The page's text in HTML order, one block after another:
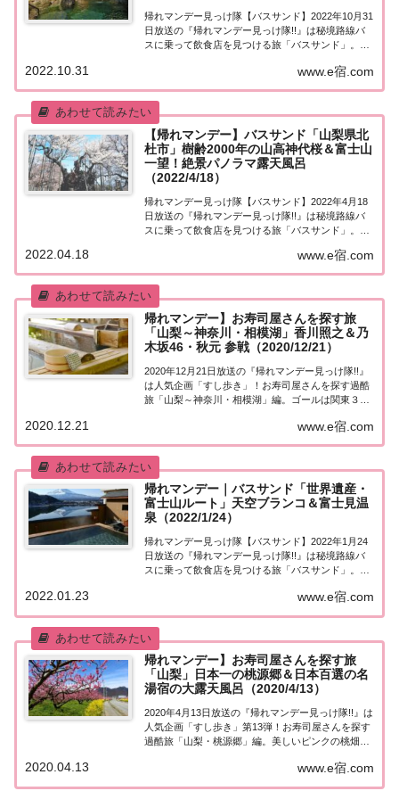
帰れマンデー見っけ隊【バスサンド】2022年10月31
日放送の『帰れマンデー見っけ隊!!』は秘境路線バ
スに乗って飲食店を見つける旅「バスサンド」。舞
すこが！果たして飲食店は見つかるのか？日本一の
渓谷美「昇仙峡」＆全国屈指の温泉郷「石和...
www.e宿.com
2022.10.31
【帰れマンデー】バスサンド「山梨県北
杜市」樹齢2000年の山高神代桜＆富士山
一望！絶景パノラマ露天風呂
（2022/4/18）
帰れマンデー見っけ隊【バスサンド】2022年4月18
日放送の『帰れマンデー見っけ隊!!』は秘境路線バ
スに乗って飲食店を見つける旅「バスサンド」。舞
ドリー春日＆おいでやすこが！果たして飲食店は見
つかるのか？ゴールの推定樹齢2000年「山...
www.e宿.com
2022.04.18
帰れマンデー】お寿司屋さんを探す旅
「山梨～神奈川・相模湖」香川照之＆乃
木坂46・秋元 参戦（2020/12/21）
2020年12月21日放送の『帰れマンデー見っけ隊!!』
は人気企画「すし歩き」！お寿司屋さんを探す過酷
旅「山梨～神奈川・相模湖」編。ゴールは関東３大
ストは初参戦の香川照之さん！乃木坂46 秋元＆ノン
スタ井上も！紹介された情報をまとめま...
www.e宿.com
2020.12.21
帰れマンデー｜バスサンド「世界遺産・
富士山ルート」天空ブランコ＆富士見温
泉（2022/1/24）
帰れマンデー見っけ隊【バスサンド】2022年1月24
日放送の『帰れマンデー見っけ隊!!』は秘境路線バ
スに乗って飲食店を見つける旅「バスサンド」。舞
SixTONES髙地＆ティモンディ！果たして飲食店は
見つかるのか？ゴールの富士山の絶景を望...
www.e宿.com
2022.01.23
帰れマンデー】お寿司屋さんを探す旅
「山梨」日本一の桃源郷＆日本百選の名
湯宿の大露天風呂（2020/4/13）
2020年4月13日放送の『帰れマンデー見っけ隊!!』は
人気企画「すし歩き」第13弾！お寿司屋さんを探す
過酷旅「山梨・桃源郷」編。美しいピンクの桃畑が
桃源郷公園！そして日本百選の名湯宿の大露天風
呂！お寿司屋さんは見つかるのか!? ゲス...
www.e宿.com
2020.04.13